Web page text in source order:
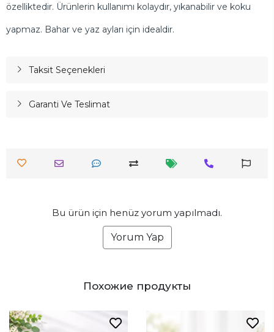
özelliktedir. Ürünlerin kullanımı kolaydır, yıkanabilir ve koku
yapmaz. Bahar ve yaz ayları için idealdir.
Taksit Seçenekleri
Garanti Ve Teslimat
Bu ürün için henüz yorum yapılmadı.
Yorum Yap
Похожие продукты